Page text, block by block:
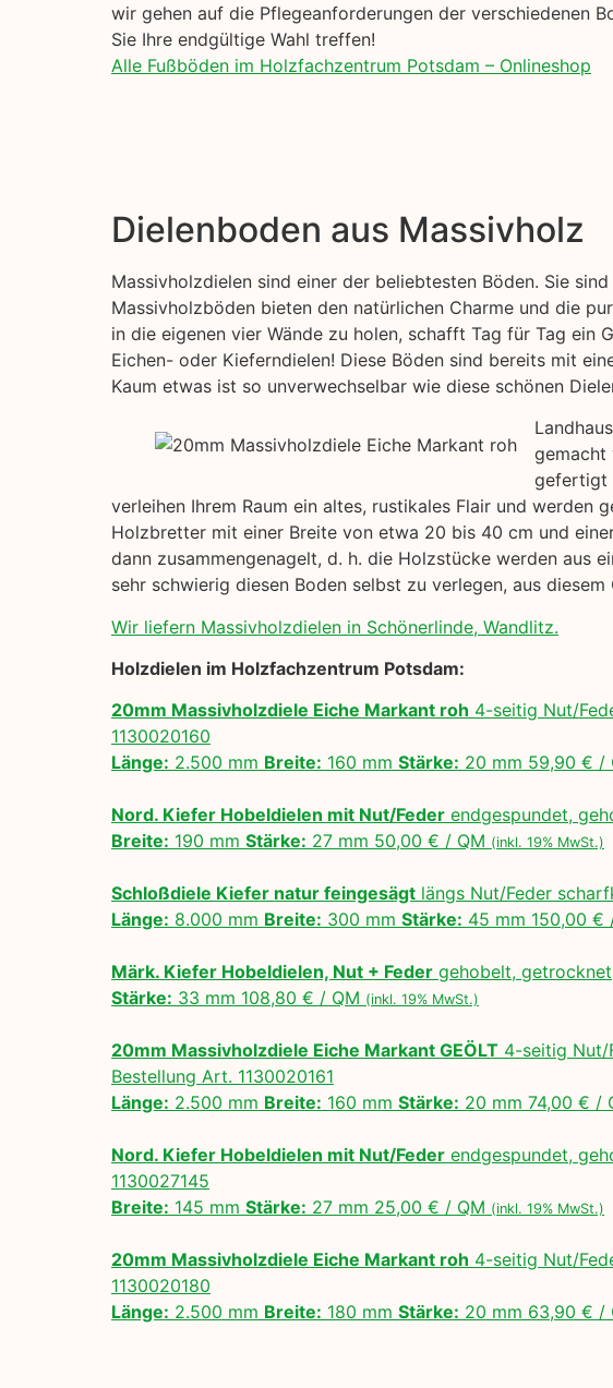
wir gehen auf die Pflegeanforderungen der verschiedenen
Sie Ihre endgültige Wahl treffen!
Alle Fußböden im Holzfachzentrum Potsdam – Onlineshop
Dielenboden aus Massivholz
Massivholzdielen sind einer der beliebtesten Böden. Sie
Massivholzböden bieten den natürlichen Charme und die
in die eigenen vier Wände zu holen, schafft Tag für Tag ein
Eichen- oder Kieferndielen! Diese Böden sind bereits mit
Kaum etwas ist so unverwechselbar wie diese schönen
gemacht
gefertigt
verleihen Ihrem Raum ein altes, rustikales Flair und
Holzbretter mit einer Breite von etwa 20 bis 40 cm und
dann zusammengenagelt, d. h. die Holzstücke werden aus
sehr schwierig diesen Boden selbst zu verlegen, aus
Wir liefern Massivholzdielen in Schönerlinde, Wandlitz.
Holzdielen im Holzfachzentrum Potsdam:
20mm Massivholzdiele Eiche Markant roh 4-seitig Nut/
1130020160
Länge: 2.500 mm Breite: 160 mm Stärke: 20 mm 59,90 € /
Nord. Kiefer Hobeldielen mit Nut/Feder endgespundet,
Breite: 190 mm Stärke: 27 mm 50,00 € / QM (inkl. 19% MwSt.)
Schloßdiele Kiefer natur feingesägt längs Nut/Feder
Länge: 8.000 mm Breite: 300 mm Stärke: 45 mm 150,00 €
Märk. Kiefer Hobeldielen, Nut + Feder gehobelt,
Stärke: 33 mm 108,80 € / QM (inkl. 19% MwSt.)
20mm Massivholzdiele Eiche Markant GEÖLT 4-seitig Nut/
Bestellung Art. 1130020161
Länge: 2.500 mm Breite: 160 mm Stärke: 20 mm 74,00 € /
Nord. Kiefer Hobeldielen mit Nut/Feder endgespundet,
1130027145
Breite: 145 mm Stärke: 27 mm 25,00 € / QM (inkl. 19% MwSt.)
20mm Massivholzdiele Eiche Markant roh 4-seitig Nut/
1130020180
Länge: 2.500 mm Breite: 180 mm Stärke: 20 mm 63,90 € /